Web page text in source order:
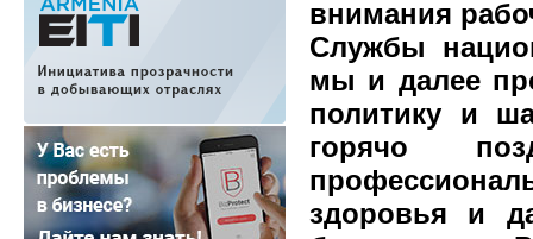
внимания
Службы
мы и далее
политику и
горячо
здоровья и